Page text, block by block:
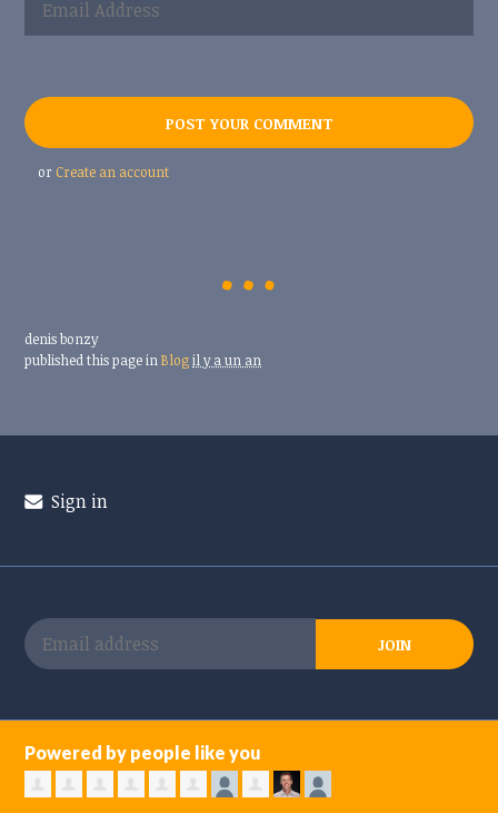
or Create an account
denis bonzy
published this page inBlog il y a un an
Sign in
Powered by people like you